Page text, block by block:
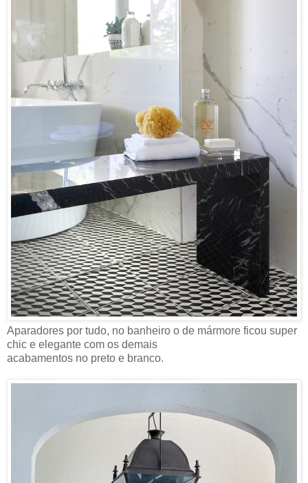
Aparadores por tudo, no banheiro o de mármore ficou super
chic e elegante com os demais
acabamentos no preto e branco.